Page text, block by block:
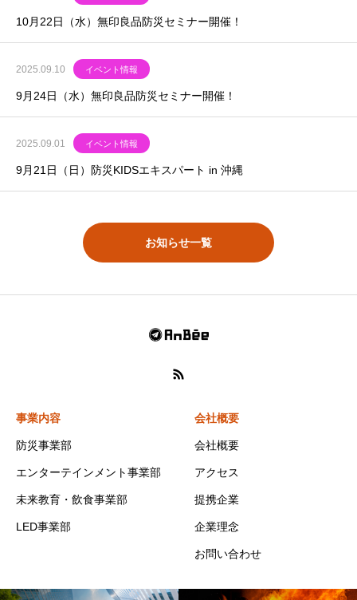
10月22日（水）無印良品防災セミナー開催！
2025.09.10 イベント情報
9月24日（水）無印良品防災セミナー開催！
2025.09.01 イベント情報
9月21日（日）防災KIDSエキスパート in 沖縄
お知らせ一覧
事業内容
防災事業部
エンターテインメント事業部
未来教育・飲食事業部
LED事業部
会社概要
会社概要
アクセス
提携企業
企業理念
お問い合わせ